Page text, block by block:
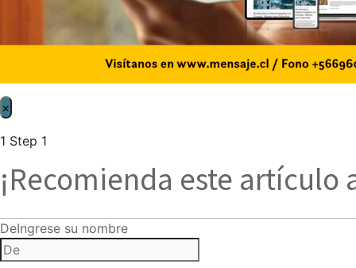
×
1 Step 1
¡Recomienda este artículo
DeIngrese su nombre